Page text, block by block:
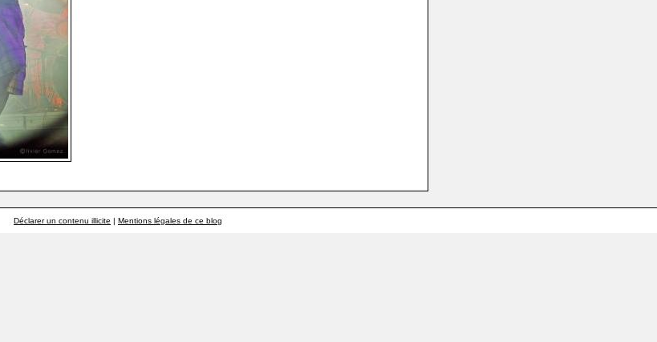
Déclarer un contenu illicite Mentions légales de ce blog